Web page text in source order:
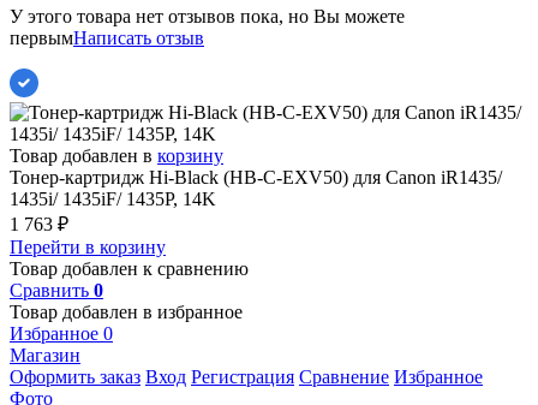
У этого товара нет отзывов пока, но Вы можете
первымНаписать отзыв
Товар добавлен в корзину
Тонер-картридж Hi-Black (HB-C-EXV50) для Canon iR1435/
1435i/ 1435iF/ 1435P, 14K
1 763 ₽
Перейти в корзину
Товар добавлен к сравнению
Сравнить 0
Товар добавлен в избранное
Избранное 0
Магазин
Оформить заказ Вход Регистрация Сравнение Избранное
Фото